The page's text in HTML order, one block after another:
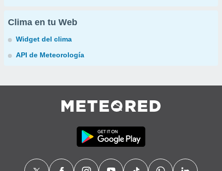
Clima en tu Web
Widget del clima
API de Meteorología